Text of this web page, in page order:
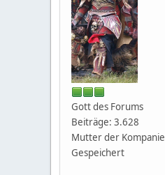
Gott des Forums
Beiträge: 3.628
Mutter der Kompanie
Gespeichert